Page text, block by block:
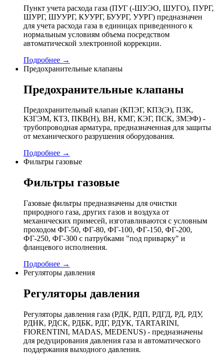
Пункт учета расхода газа (ПУГ (-ШУЭО, ШУГО), ПУРГ,
ШУРГ, ШУУРГ, КУУРГ, БУУРГ, УУРГ) предназначен
для учета расхода газа в единицах приведенного к
нормальным условиям объема посредством
автоматической электронной коррекции.
Подробнее →
Предохранительные клапаны
Предохранительные клапаны
Предохранительный клапан (КПЭГ, КПЗ(Э), ПЗК,
КЗГЭМ, КТЗ, ПКВ(Н), ВН, КМГ, КЭГ, ПСК, ЗМЭФ) -
трубопроводная арматура, предназначенная для защиты
от механического разрушения оборудования.
Подробнее →
Фильтры газовые
Фильтры газовые
Газовые фильтры предназначены для очистки
природного газа, других газов и воздуха от
механических примесей, изготавливаются с условным
проходом ФГ-50, ФГ-80, ФГ-100, ФГ-150, ФГ-200,
ФГ-250, ФГ-300 с патрубками "под приварку" и
фланцевого исполнения.
Подробнее →
Регуляторы давления
Регуляторы давления
Регуляторы давления газа (РДК, РДП, РДГД, РД, РДУ,
РДНК, РДСК, РДБК, РДГ, РДУК, TARTARINI,
FIORENTINI, MADAS, MEDENUS) - предназначены
для редуцирования давления газа и автоматического
поддержания выходного давления.